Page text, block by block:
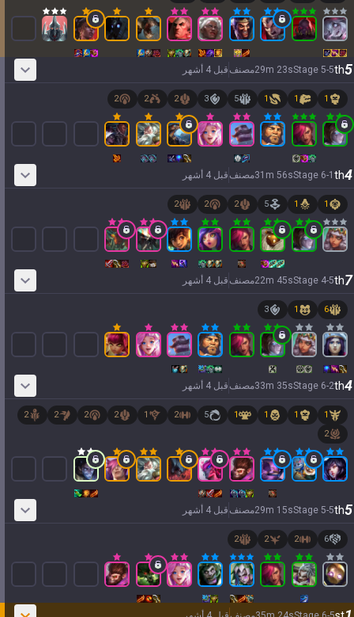
5
th
Stage 5-5
29m 23s مصنف قبل 4 أشهر
1
1
1
5
3
2
2
2
4
th
Stage 6-1
31 m 56s مصنف قبل 4 أشهر
1
1
5
2
2
2
7
th
Stage 4-5
22m 45s مصنف قبل 4 أشهر
6
1
3
4
th
Stage 6-2
33m 35s مصنف قبل 4 أشهر
1
1
1
1
5
2
1
2
2
2
2
2
5
th
Stage 5-5
29m 15s مصنف قبل 4 أشهر
6
2
2
2